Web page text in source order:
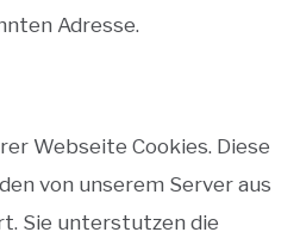
Adresse.
Webseite Cookies. Diese
von unserem Server aus
Sie unterstutzen die